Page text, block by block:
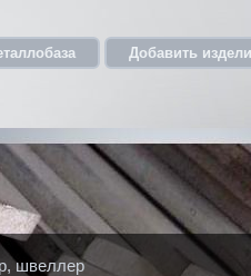
Добавить
швеллер